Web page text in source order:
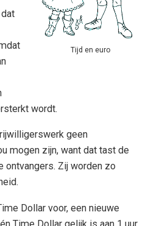
Tijd en euro
wordt.
geen
mogen zijn, want dat tast de
ontvangers. Zij worden zo
Dollar voor, een nieuwe
Time Dollar gelijk is aan 1 uur